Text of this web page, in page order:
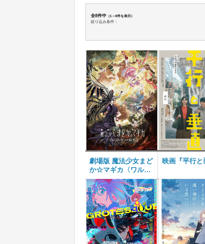
全8件中（1～8件を表示）
絞り込み条件：
劇場版 魔法少女まど
か☆マギカ〈ワルプ
ルギスの廻天〉
映画『平行と